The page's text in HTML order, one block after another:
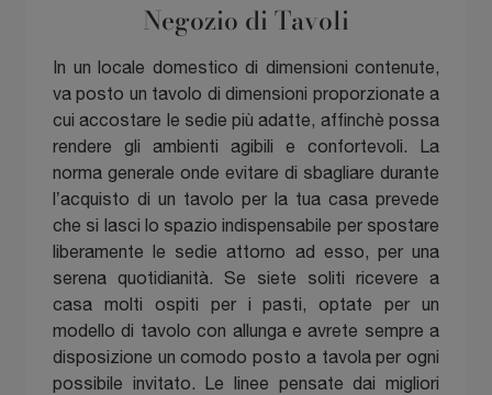
Negozio di Tavoli
In un locale domestico di dimensioni contenute,
va posto un tavolo di dimensioni proporzionate a
cui accostare le sedie più adatte, affinchè possa
rendere gli ambienti agibili e confortevoli. La
norma generale onde evitare di sbagliare durante
l’acquisto di un tavolo per la tua casa prevede
che si lasci lo spazio indispensabile per spostare
liberamente le sedie attorno ad esso, per una
serena quotidianità. Se siete soliti ricevere a
casa molti ospiti per i pasti, optate per un
modello di tavolo con allunga e avrete sempre a
disposizione un comodo posto a tavola per ogni
possibile invitato. Le linee pensate dai migliori